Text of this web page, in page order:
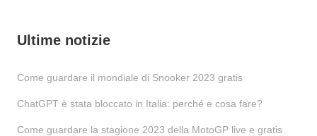
Ultime notizie
Come guardare il mondiale di Snooker 2023 gratis
ChatGPT è stata bloccato in Italia: perché e cosa fare?
Come guardare la stagione 2023 della MotoGP live e gratis